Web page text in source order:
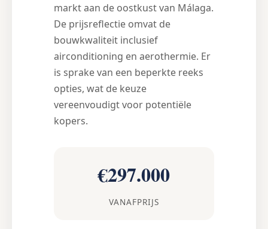
markt aan de oostkust van Málaga.
De prijsreflectie omvat de
bouwkwaliteit inclusief
airconditioning en aerothermie. Er
is sprake van een beperkte reeks
opties, wat de keuze
vereenvoudigt voor potentiële
kopers.
€297.000
VANAFPRIJS